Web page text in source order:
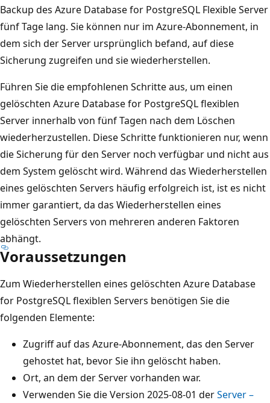
Backup des Azure Database for PostgreSQL Flexible Server
fünf Tage lang. Sie können nur im Azure-Abonnement, in
dem sich der Server ursprünglich befand, auf diese
Sicherung zugreifen und sie wiederherstellen.
Führen Sie die empfohlenen Schritte aus, um einen
gelöschten Azure Database for PostgreSQL flexiblen
Server innerhalb von fünf Tagen nach dem Löschen
wiederherzustellen. Diese Schritte funktionieren nur, wenn
die Sicherung für den Server noch verfügbar und nicht aus
dem System gelöscht wird. Während das Wiederherstellen
eines gelöschten Servers häufig erfolgreich ist, ist es nicht
immer garantiert, da das Wiederherstellen eines
gelöschten Servers von mehreren anderen Faktoren
abhängt.
Voraussetzungen
Zum Wiederherstellen eines gelöschten Azure Database
for PostgreSQL flexiblen Servers benötigen Sie die
folgenden Elemente:
Zugriff auf das Azure-Abonnement, das den Server
gehostet hat, bevor Sie ihn gelöscht haben.
Ort, an dem der Server vorhanden war.
Verwenden Sie die Version 2025-08-01 derServer –